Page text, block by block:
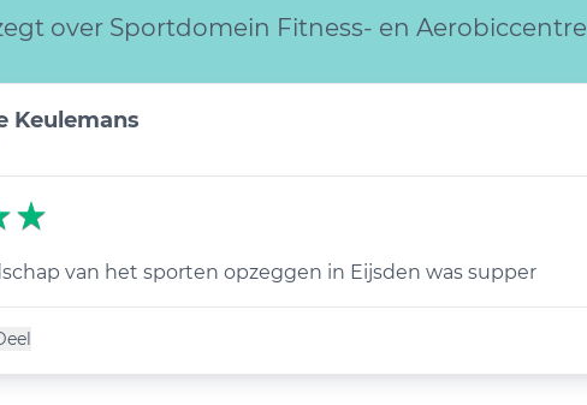
over Sportdomein Fitness- en Aerobiccentre
Keulemans
van het sporten opzeggen in Eijsden was supper